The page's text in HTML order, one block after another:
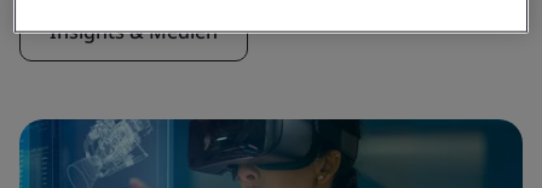
Insights & Medien